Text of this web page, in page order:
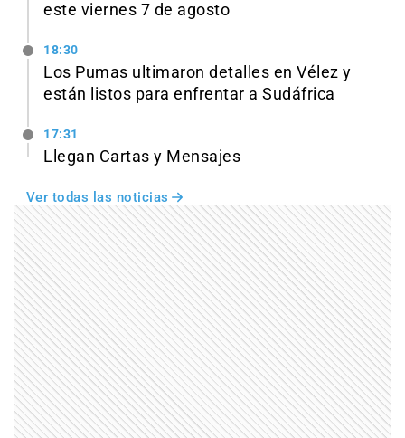
este viernes 7 de agosto
18:30
Los Pumas ultimaron detalles en Vélez y
están listos para enfrentar a Sudáfrica
17:31
Llegan Cartas y Mensajes
Ver todas las noticias